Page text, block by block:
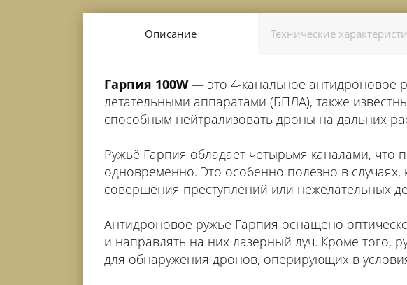
Описание Технические
Гарпия 100W— это 4-канальное антидроновое
летательными аппаратами (БПЛА), также
способным нейтрализовать дроны на дальних
Ружьё Гарпия обладает четырьмя каналами,
одновременно. Это особенно полезно в случаях,
совершения преступлений или нежелательных
Антидроновое ружьё Гарпия оснащено
и направлять на них лазерный луч. Кроме
для обнаружения дронов, оперирующих в